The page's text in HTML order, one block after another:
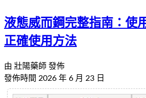
液態威而鋼完整指南：使
正確使用方法
由 壯陽藥師 發佈
發佈時間 2026 年 6 月 23 日